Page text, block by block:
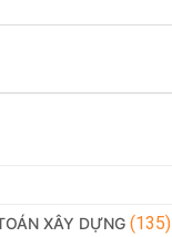
XÂY DỰNG (135)